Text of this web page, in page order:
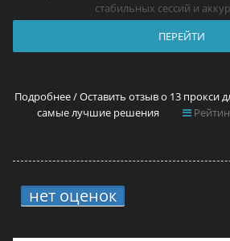
стабильных сессий и
ПЕРЕЙТИ
Подробнее / Оставить отзыв о 13 прокси
самые лучшие решения
нет оценок